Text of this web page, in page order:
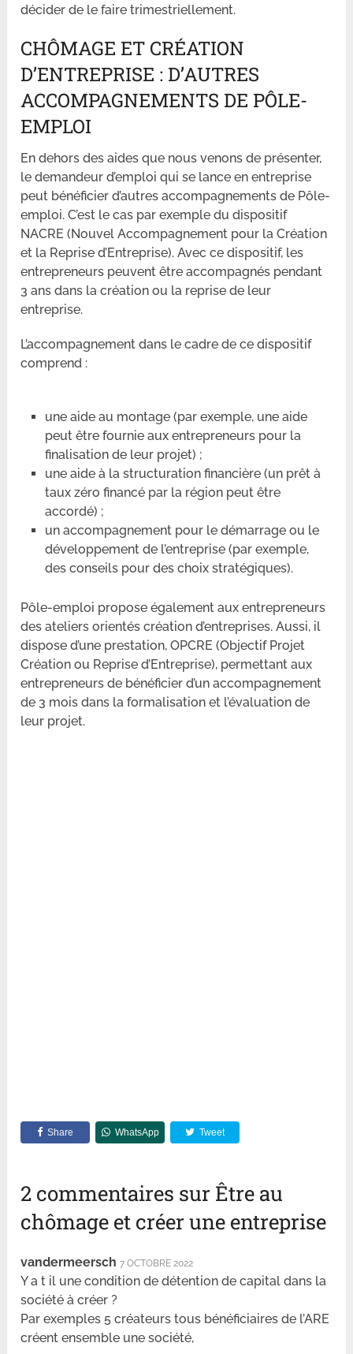
décider de le faire trimestriellement.
CHÔMAGE ET CRÉATION
D’ENTREPRISE : D’AUTRES
ACCOMPAGNEMENTS DE PÔLE-
EMPLOI
En dehors des aides que nous venons de présenter,
le demandeur d’emploi qui se lance en entreprise
peut bénéficier d’autres accompagnements de Pôle-
emploi. C’est le cas par exemple du dispositif
NACRE (Nouvel Accompagnement pour la Création
et la Reprise d’Entreprise). Avec ce dispositif, les
entrepreneurs peuvent être accompagnés pendant
3 ans dans la création ou la reprise de leur
entreprise.
L’accompagnement dans le cadre de ce dispositif
comprend :
une aide au montage (par exemple, une aide
peut être fournie aux entrepreneurs pour la
finalisation de leur projet) ;
une aide à la structuration financière (un prêt à
taux zéro financé par la région peut être
accordé) ;
un accompagnement pour le démarrage ou le
développement de l’entreprise (par exemple,
des conseils pour des choix stratégiques).
Pôle-emploi propose également aux entrepreneurs
des ateliers orientés création d’entreprises. Aussi, il
dispose d’une prestation, OPCRE (Objectif Projet
Création ou Reprise d’Entreprise), permettant aux
entrepreneurs de bénéficier d’un accompagnement
de 3 mois dans la formalisation et l’évaluation de
leur projet.
Share WhatsApp Tweet
2 commentaires sur Être au
chômage et créer une entreprise
vandermeersch 7 OCTOBRE 2022
Y a t il une condition de détention de capital dans la
société à créer ?
Par exemples 5 créateurs tous bénéficiaires de l’ARE
créent ensemble une société,